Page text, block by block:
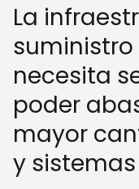
La
necesita
poder
mayor
y